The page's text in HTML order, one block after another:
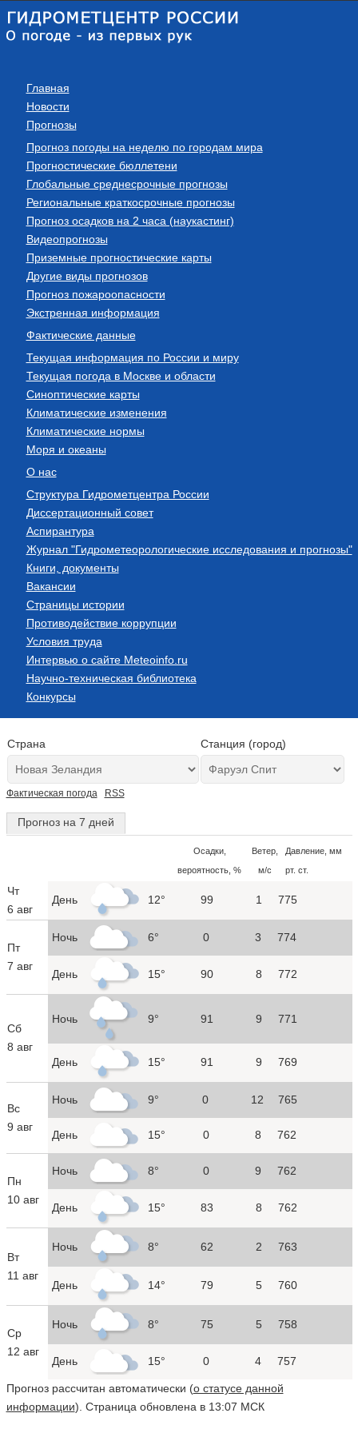
Главная
Новости
Прогнозы
Прогноз погоды на неделю по городам мира
Прогностические бюллетени
Глобальные среднесрочные прогнозы
Региональные краткосрочные прогнозы
Прогноз осадков на 2 часа (наукастинг)
Видеопрогнозы
Приземные прогностические карты
Другие виды прогнозов
Прогноз пожароопасности
Экстренная информация
Фактические данные
Текущая информация по России и миру
Текущая погода в Москве и области
Синоптические карты
Климатические изменения
Климатические нормы
Моря и океаны
О нас
Структура Гидрометцентра России
Диссертационный совет
Аспирантура
Журнал "Гидрометеорологические исследования и прогнозы"
Книги, документы
Вакансии
Страницы истории
Противодействие коррупции
Условия труда
Интервью о сайте Meteoinfo.ru
Научно-техническая библиотека
Конкурсы
Страна Станция (город)
Фактическая погода RSS
Прогноз на 7 дней
Осадки,
вероятность, %
Ветер,
м/с
Давление, мм
рт. ст.
Чт
6 авг
День 12° 99 1 775
Пт
7 авг
Ночь 6° 0 3 774
День 15° 90 8 772
Сб
8 авг
Ночь 9° 91 9 771
День 15° 91 9 769
Вс
9 авг
Ночь 9° 0 12 765
День 15° 0 8 762
Пн
10 авг
Ночь 8° 0 9 762
День 15° 83 8 762
Вт
11 авг
Ночь 8° 62 2 763
День 14° 79 5 760
Ср
12 авг
Ночь 8° 75 5 758
День 15° 0 4 757
Прогноз рассчитан автоматически (о статусе данной
информации). Страница обновлена в 13:07 МСК